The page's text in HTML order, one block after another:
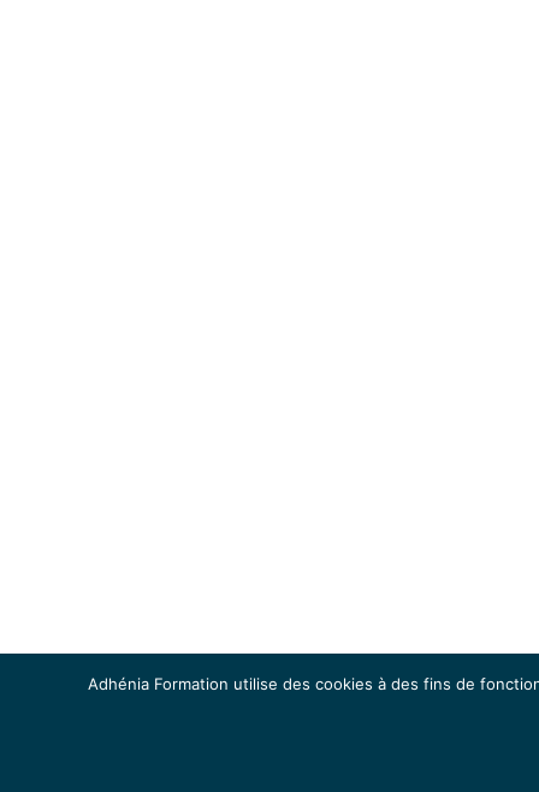
Adhénia Formation utilise des cookies à des fins de